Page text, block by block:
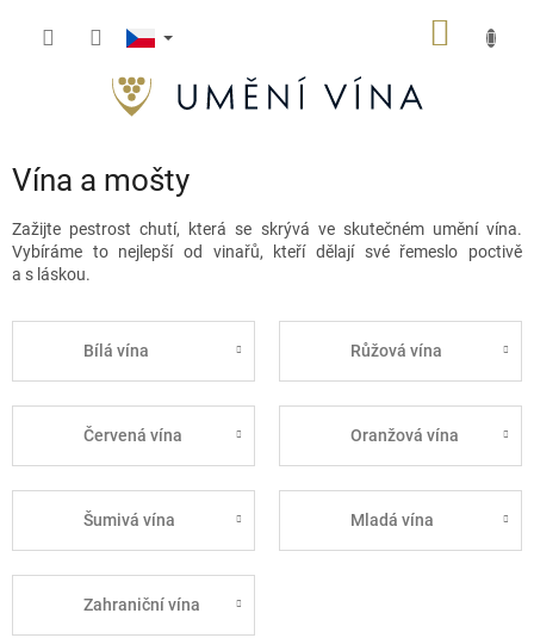
Vína a mošty
Zažijte pestrost chutí, která se skrývá ve skutečném umění vína.
Vybíráme to nejlepší od vinařů, kteří dělají své řemeslo poctivě
a s láskou.
Bílá vína Růžová vína
Červená vína Oranžová vína
Šumivá vína Mladá vína
Zahraniční vína